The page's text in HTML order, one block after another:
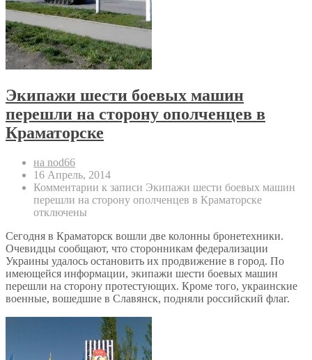
Экипажи шести боевых машин
перешли на сторону ополченцев в
Краматорске
на nod66
16 Апрель, 2014
Комментарии к записи Экипажи шести боевых машин
перешли на сторону ополченцев в Краматорске
отключены
Сегодня в Краматорск вошли две колонны бронетехники.
Очевидцы сообщают, что сторонникам федерализации
Украины удалось остановить их продвижение в город. По
имеющейся информации, экипажи шести боевых машин
перешли на сторону протестующих. Кроме того, украинские
военные, вошедшие в Славянск, подняли российский флаг.